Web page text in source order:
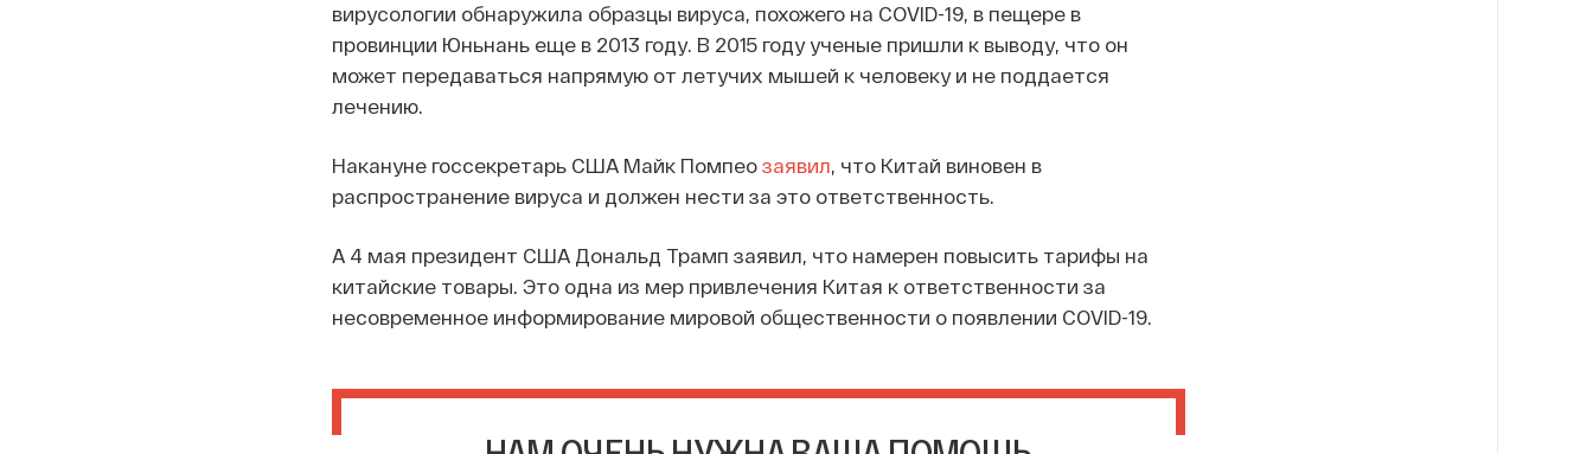
вирусологии обнаружила образцы вируса, похожего на COVID-19, в пещере в
провинции Юньнань еще в 2013 году. В 2015 году ученые пришли к выводу, что он
может передаваться напрямую от летучих мышей к человеку и не поддается
лечению.
Накануне госсекретарь США Майк Помпео заявил, что Китай виновен в
распространение вируса и должен нести за это ответственность.
А 4 мая президент США Дональд Трамп заявил, что намерен повысить тарифы на
китайские товары. Это одна из мер привлечения Китая к ответственности за
несовременное информирование мировой общественности о появлении COVID-19.